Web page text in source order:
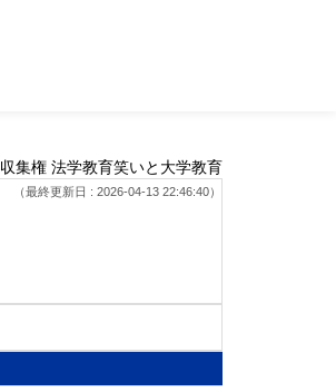
集権 法学教育笑いと大学教育
（最終更新日 : 2026-04-13 22:46:40）